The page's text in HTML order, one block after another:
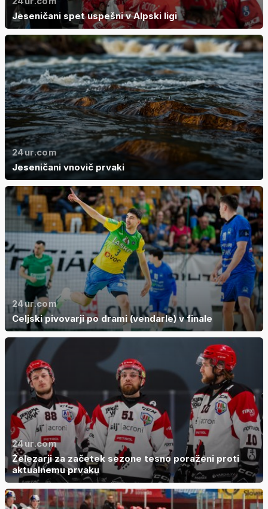
Jeseničani spet uspešni v Alpski ligi
24ur.com
Jeseničani vnovič prvaki
24ur.com
Celjski pivovarji po drami (vendarle) v finale
24ur.com
Železarji za začetek sezone tesno poraženi proti
aktualnemu prvaku